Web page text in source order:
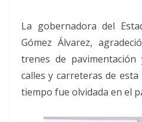
La gobernadora del
Gómez Álvarez,
trenes de
calles y carreteras de
tiempo fue olvidada en el